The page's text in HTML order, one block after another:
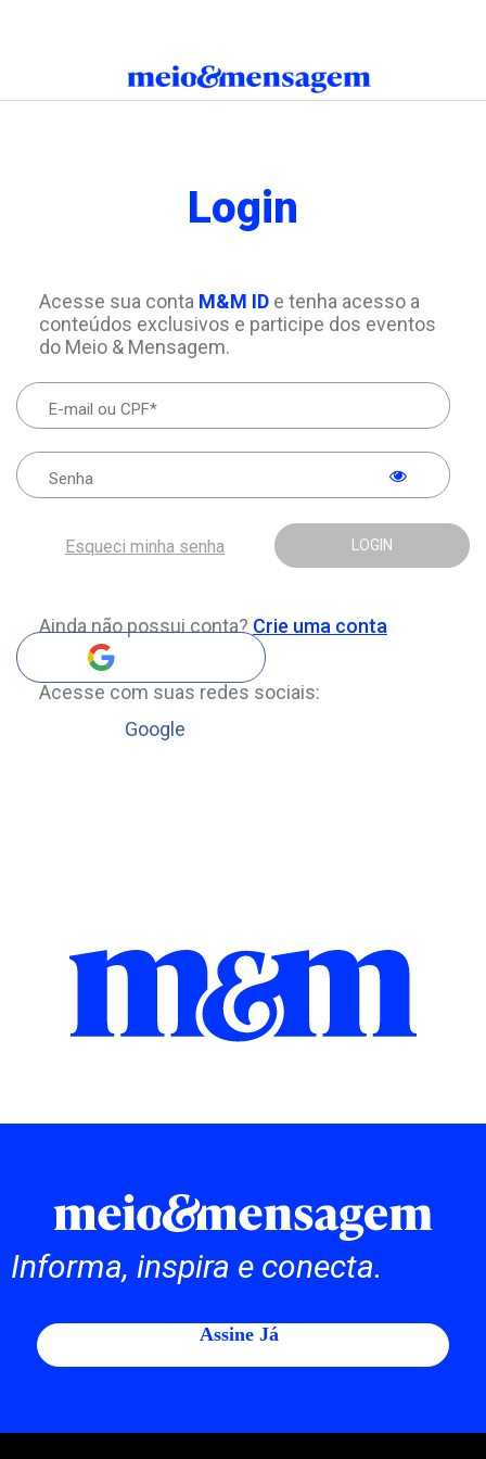
Login
Acesse sua conta M&M IDe tenha acesso a
conteúdos exclusivos e participe dos eventos
do Meio & Mensagem.
LOGIN
Esqueci minha senha
Ainda não possui conta? Crie uma conta
Acesse com suas redes sociais:
Google
Informa, inspira e conecta.
Assine Já